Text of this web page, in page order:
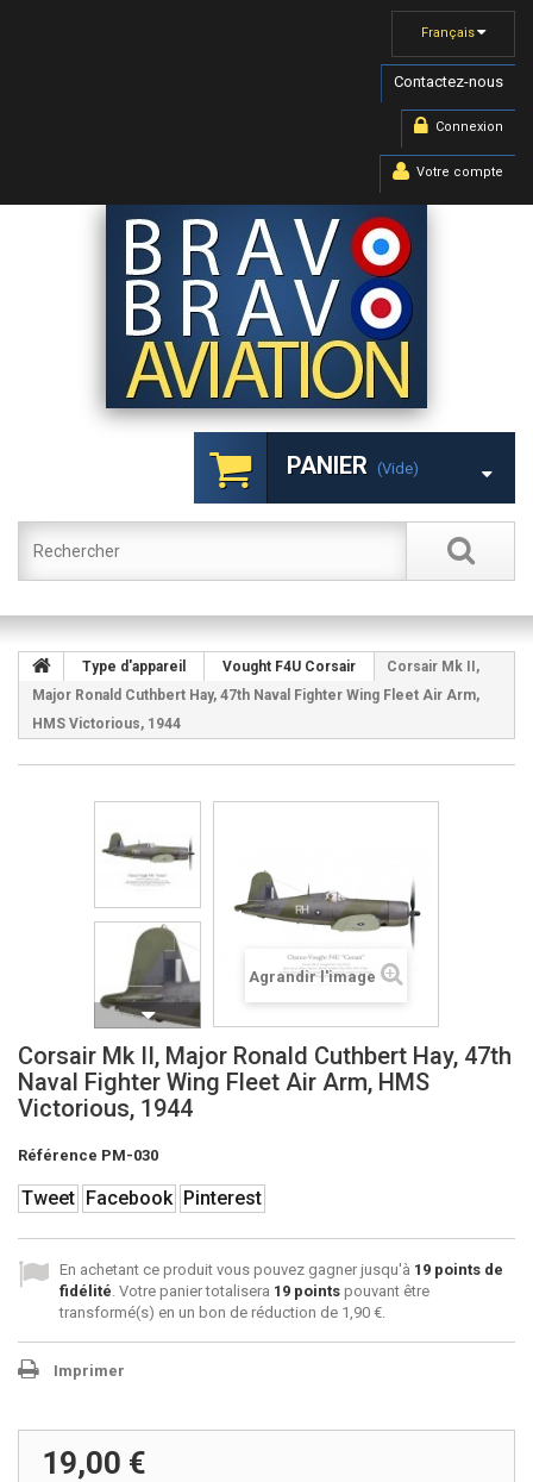
Français
Contactez-nous
Connexion
Votre compte
PANIER (vide)
Type d'appareil Vought F4U Corsair
Corsair Mk II,
Major Ronald Cuthbert Hay, 47th Naval Fighter Wing Fleet Air Arm,
HMS Victorious, 1944
Agrandir l'image
Corsair Mk II, Major Ronald Cuthbert Hay, 47th
Naval Fighter Wing Fleet Air Arm, HMS
Victorious, 1944
Référence PM-030
Tweet Facebook Pinterest
En achetant ce produit vous pouvez gagner jusqu'à 19 points de
fidélité. Votre panier totalisera 19 points pouvant être
transformé(s) en un bon de réduction de 1,90 €.
Imprimer
19,00 €